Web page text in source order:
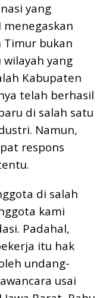
yang
menegaskan
Timur bukan
yang
Kabupaten
telah berhasil
di salah satu
Namun,
respons
di salah
kami
Padahal,
itu hak
undang-
usai